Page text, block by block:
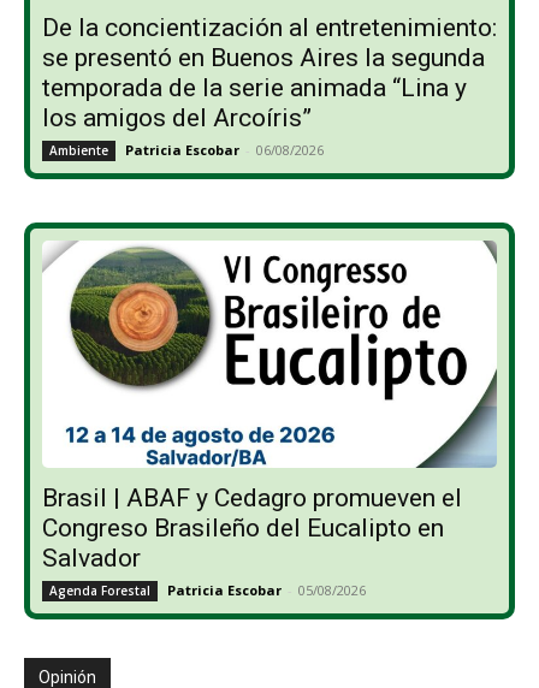
De la concientización al entretenimiento:
se presentó en Buenos Aires la segunda
temporada de la serie animada “Lina y
los amigos del Arcoíris”
Ambiente Patricia Escobar - 06/08/2026
Brasil | ABAF y Cedagro promueven el
Congreso Brasileño del Eucalipto en
Salvador
Agenda Forestal Patricia Escobar - 05/08/2026
Opinión